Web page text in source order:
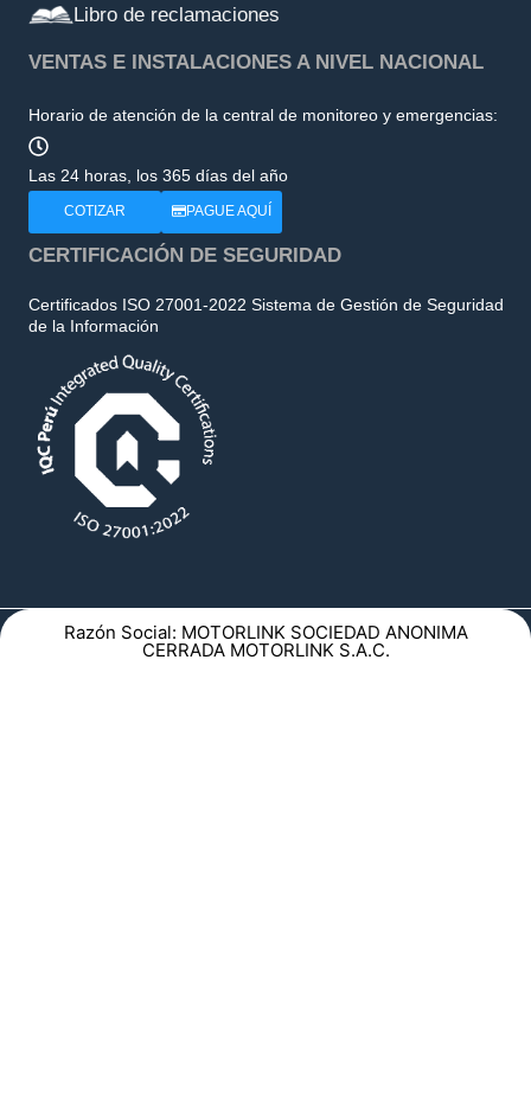
Libro de reclamaciones
VENTAS E INSTALACIONES A NIVEL NACIONAL
Horario de atención de la central de monitoreo y emergencias:
Las 24 horas, los 365 días del año
COTIZAR PAGUE AQUÍ
CERTIFICACIÓN DE SEGURIDAD
Certificados ISO 27001-2022 Sistema de Gestión de Seguridad
de la Información
Razón Social: MOTORLINK SOCIEDAD ANONIMA
CERRADA MOTORLINK S.A.C.